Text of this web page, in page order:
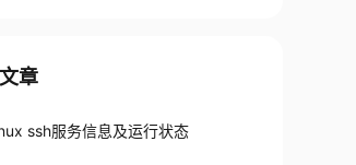
章
ssh服务信息及运行状态